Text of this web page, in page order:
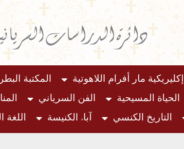
دائرة الدراسات
إكليريكية مار أفرام اللاهوتية المكتبة
الحياة المسيحية الفن السرياني
التاريخ الكنسي آباء الكنيسة اللغة